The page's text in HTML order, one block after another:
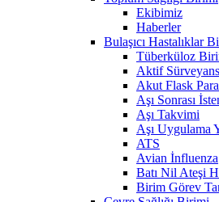
Ekibimiz
Haberler
Bulaşıcı Hastalıklar
Tüberküloz
Aktif
Akut Flask
Aşı Sonrası
Aşı Takvimi
Aşı Uygulama
ATS
Avian İnfluenza
Batı Nil Ateşi
Birim Görev